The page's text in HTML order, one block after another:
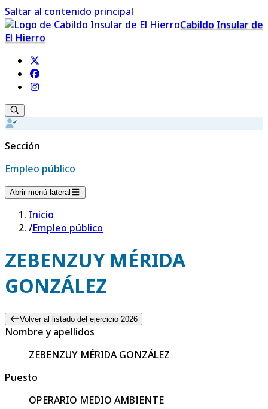
Saltar al contenido principal
Cabildo Insular de
El Hierro
Sección
Empleo público
Abrir menú lateral
Inicio
/Empleo público
ZEBENZUY MÉRIDA
GONZÁLEZ
Volver al listado del ejercicio 2026
Nombre y apellidos
ZEBENZUY MÉRIDA GONZÁLEZ
Puesto
OPERARIO MEDIO AMBIENTE